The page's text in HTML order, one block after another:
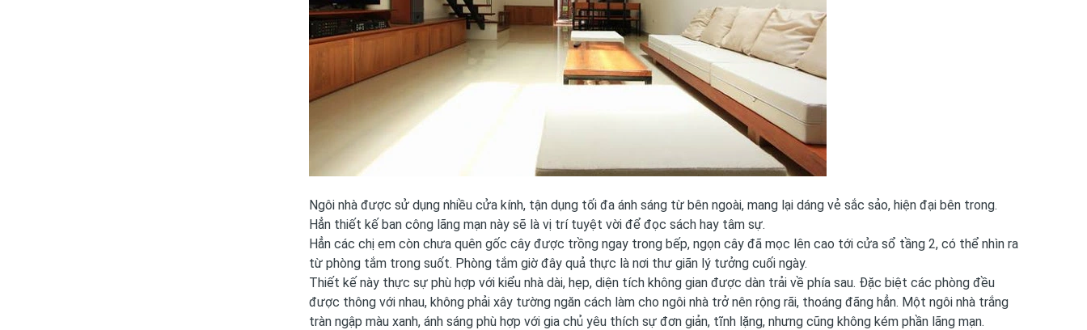
Ngôi nhà được sử dụng nhiều cửa kính, tận dụng tối đa ánh sáng từ bên ngoài, mang lại dáng vẻ sắc sảo, hiện đại bên trong.
Hẳn thiết kế ban công lãng mạn này sẽ là vị trí tuyệt vời để đọc sách hay tâm sự.
Hẳn các chị em còn chưa quên gốc cây được trồng ngay trong bếp, ngọn cây đã mọc lên cao tới cửa sổ tầng 2, có thể nhìn ra
từ phòng tắm trong suốt. Phòng tắm giờ đây quả thực là nơi thư giãn lý tưởng cuối ngày.
Thiết kế này thực sự phù hợp với kiểu nhà dài, hẹp, diện tích không gian được dàn trải về phía sau. Đặc biệt các phòng đều
được thông với nhau, không phải xây tường ngăn cách làm cho ngôi nhà trở nên rộng rãi, thoáng đãng hẳn. Một ngôi nhà trắng
tràn ngập màu xanh, ánh sáng phù hợp với gia chủ yêu thích sự đơn giản, tĩnh lặng, nhưng cũng không kém phần lãng mạn.